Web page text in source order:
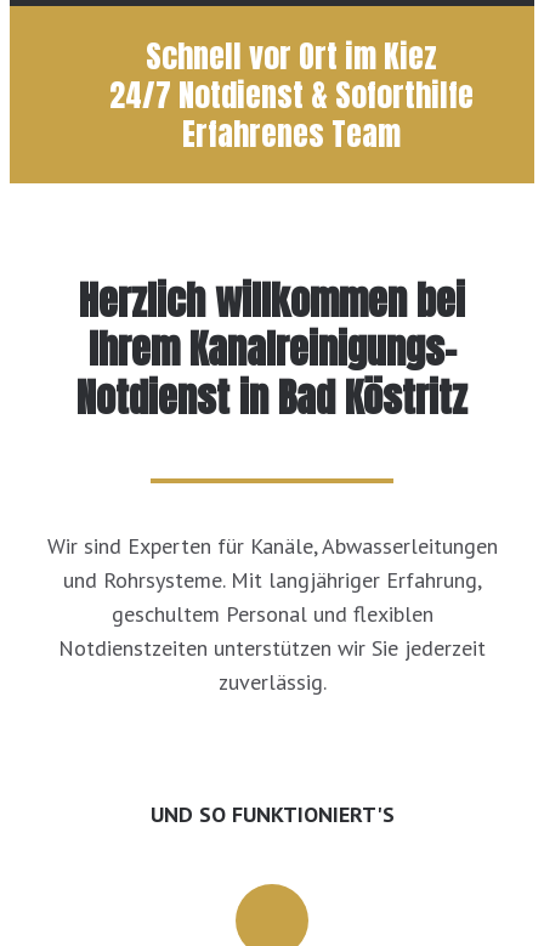
Schnell vor Ort im Kiez
24/7 Notdienst & Soforthilfe
Erfahrenes Team
Herzlich willkommen bei
Ihrem Kanalreinigungs-
Notdienst in Bad Köstritz
Wir sind Experten für Kanäle, Abwasserleitungen
und Rohrsysteme. Mit langjähriger Erfahrung,
geschultem Personal und flexiblen
Notdienstzeiten unterstützen wir Sie jederzeit
zuverlässig.
UND SO FUNKTIONIERT'S